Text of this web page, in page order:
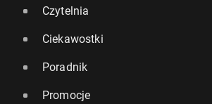
Czytelnia
Ciekawostki
Poradnik
Promocje